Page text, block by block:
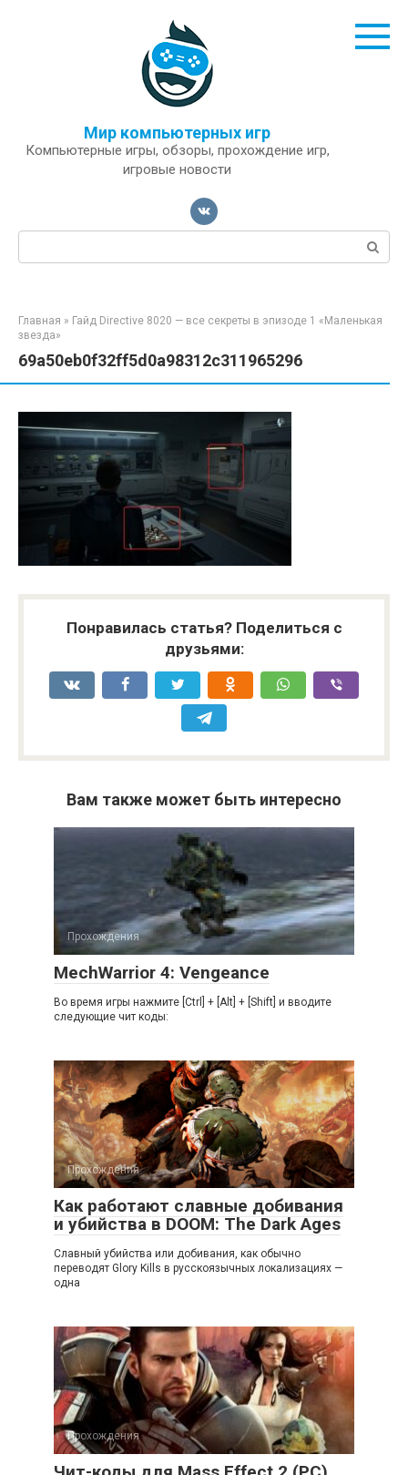
Мир компьютерных игр
Компьютерные игры, обзоры, прохождение игр,
игровые новости
Поиск:
Главная » Гайд Directive 8020 — все секреты в эпизоде 1 «Маленькая
звезда»
69a50eb0f32ff5d0a98312c311965296
Понравилась статья? Поделиться с
друзьями:
Вам также может быть интересно
Прохождения
MechWarrior 4: Vengeance
Во время игры нажмите [Ctrl] + [Alt] + [Shift] и вводите
следующие чит коды:
Прохождения
Как работают славные добивания
и убийства в DOOM: The Dark Ages
Славный убийства или добивания, как обычно
переводят Glory Kills в русскоязычных локализациях —
одна
Прохождения